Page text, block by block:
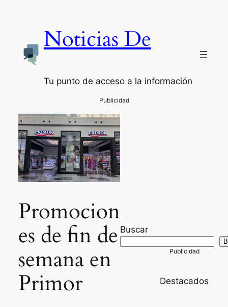
Noticias De
Tu punto de acceso a la información
Promocion
es de fin de
semana en
Primor
Buscar
Destacados